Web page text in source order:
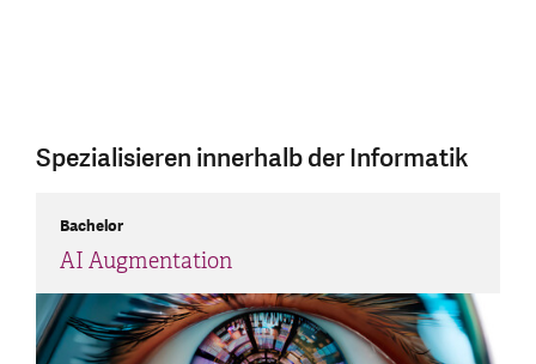
Spezialisieren innerhalb der Informatik
AI Augmentation
Bachelor